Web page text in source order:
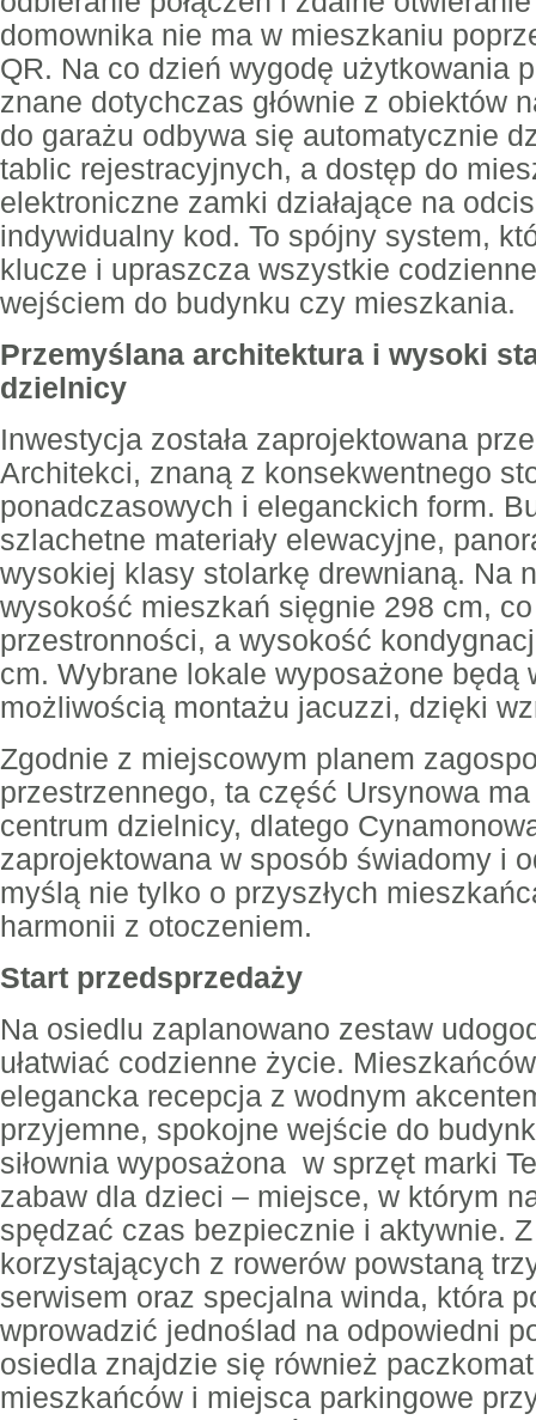
domownika nie ma w mieszkaniu
QR. Na co dzień wygodę użytkowania
znane dotychczas głównie z obiektów
do garażu odbywa się automatycznie
tablic rejestracyjnych, a dostęp do
elektroniczne zamki działające na
indywidualny kod. To spójny system,
klucze i upraszcza wszystkie
wejściem do budynku czy mieszkania.
Przemyślana architektura i wysoki
dzielnicy
Inwestycja została zaprojektowana
Architekci, znaną z konsekwentnego
ponadczasowych i eleganckich form.
szlachetne materiały elewacyjne,
wysokiej klasy stolarkę drewnianą. Na
wysokość mieszkań sięgnie 298 cm,
przestronności, a wysokość
cm. Wybrane lokale wyposażone będą
możliwością montażu jacuzzi, dzięki
Zgodnie z miejscowym planem
przestrzennego, ta część Ursynowa ma
centrum dzielnicy, dlatego
zaprojektowana w sposób świadomy i
myślą nie tylko o przyszłych
harmonii z otoczeniem.
Start przedsprzedaży
Na osiedlu zaplanowano zestaw
ułatwiać codzienne życie.
elegancka recepcja z wodnym
przyjemne, spokojne wejście do
siłownia wyposażona w sprzęt marki
zabaw dla dzieci – miejsce, w którym
spędzać czas bezpiecznie i aktywnie.
korzystających z rowerów powstaną
serwisem oraz specjalna winda, która
wprowadzić jednoślad na odpowiedni
osiedla znajdzie się również
mieszkańców i miejsca parkingowe